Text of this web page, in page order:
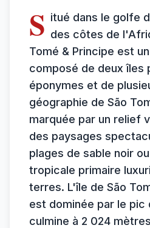
S itué dans le golfe
des côtes de
Tomé & Principe est
composé de deux îles
éponymes et de
géographie de São
marquée par un relief
des paysages
plages de sable noir
tropicale primaire
terres. L'île de São
est dominée par le pic
culmine à 2 024